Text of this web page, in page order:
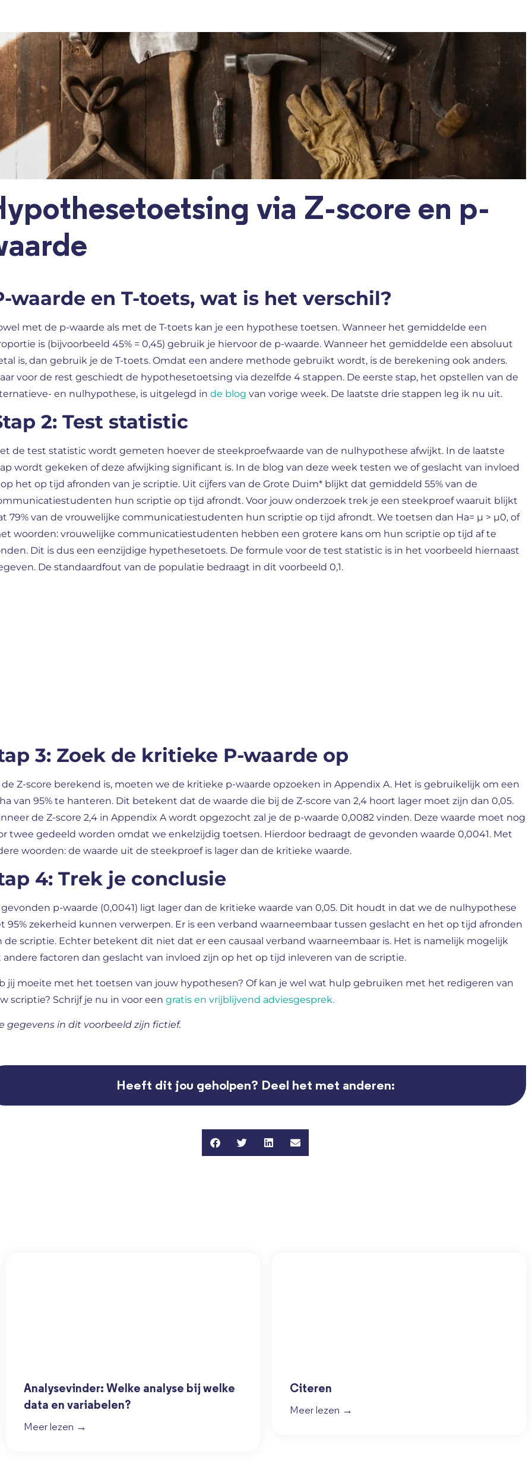
via Z-score en p-
waarde en T-toets, wat is het verschil?
met de p-waarde als met de T-toets kan je een hypothese toetsen. Wanneer het gemiddelde een
is (bijvoorbeeld 45% = 0,45) gebruik je hiervoor de p-waarde. Wanneer het gemiddelde een absoluut
is, dan gebruik je de T-toets. Omdat een andere methode gebruikt wordt, is de berekening ook anders.
voor de rest geschiedt de hypothesetoetsing via dezelfde 4 stappen. De eerste stap, het opstellen van de
en nulhypothese, is uitgelegd in de blog van vorige week. De laatste drie stappen leg ik nu uit.
2: Test statistic
de test statistic wordt gemeten hoever de steekproefwaarde van de nulhypothese afwijkt. In de laatste
wordt gekeken of deze afwijking significant is. In de blog van deze week testen we of geslacht van invloed
op het op tijd afronden van je scriptie. Uit cijfers van de Grote Duim* blijkt dat gemiddeld 55% van de
hun scriptie op tijd afrondt. Voor jouw onderzoek trek je een steekproef waaruit blijkt
79% van de vrouwelijke communicatiestudenten hun scriptie op tijd afrondt. We toetsen dan Ha= µ > µ0, of
woorden: vrouwelijke communicatiestudenten hebben een grotere kans om hun scriptie op tijd af te
Dit is dus een eenzijdige hypethesetoets. De formule voor de test statistic is in het voorbeeld hiernaast
De standaardfout van de populatie bedraagt in dit voorbeeld 0,1.
3: Zoek de kritieke P-waarde op
de Z-score berekend is, moeten we de kritieke p-waarde opzoeken in Appendix A. Het is gebruikelijk om een
van 95% te hanteren. Dit betekent dat de waarde die bij de Z-score van 2,4 hoort lager moet zijn dan 0,05.
de Z-score 2,4 in Appendix A wordt opgezocht zal je de p-waarde 0,0082 vinden. Deze waarde moet nog
twee gedeeld worden omdat we enkelzijdig toetsen. Hierdoor bedraagt de gevonden waarde 0,0041. Met
woorden: de waarde uit de steekproef is lager dan de kritieke waarde.
4: Trek je conclusie
gevonden p-waarde (0,0041) ligt lager dan de kritieke waarde van 0,05. Dit houdt in dat we de nulhypothese
95% zekerheid kunnen verwerpen. Er is een verband waarneembaar tussen geslacht en het op tijd afronden
de scriptie. Echter betekent dit niet dat er een causaal verband waarneembaar is. Het is namelijk mogelijk
andere factoren dan geslacht van invloed zijn op het op tijd inleveren van de scriptie.
jij moeite met het toetsen van jouw hypothesen? Of kan je wel wat hulp gebruiken met het redigeren van
scriptie? Schrijf je nu in voor een gratis en vrijblijvend adviesgesprek.
gegevens in dit voorbeeld zijn fictief.
Heeft dit jou geholpen? Deel het met anderen:
Analysevinder: Welke analyse bij welke
data en variabelen?
Meer lezen →
Citeren
Meer lezen →